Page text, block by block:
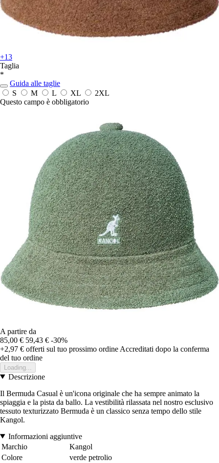
+13
Taglia
*
Guida alle taglie
S
M L XL
2XL
Questo campo è obbligatorio
A partire da
85,00 € 59,43 € -30%
+2,97 € offerti sul tuo prossimo ordine Accreditati dopo la conferma
del tuo ordine
Loading...
Descrizione
Il Bermuda Casual è un'icona originale che ha sempre animato la
spiaggia e la pista da ballo. La vestibilità rilassata nel nostro esclusivo
tessuto texturizzato Bermuda è un classico senza tempo dello stile
Kangol.
Informazioni aggiuntive
Marchio
Kangol
Colore
verde petrolio